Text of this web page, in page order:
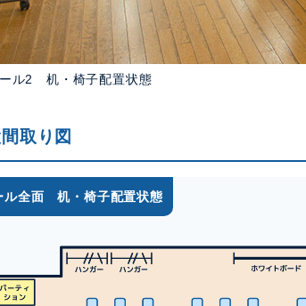
ル2 机・椅子配置状態
取り図
ル全面 机・椅子配置状態